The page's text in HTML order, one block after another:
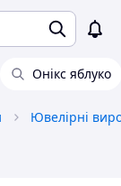
Онікс яблуко
Ювелірні